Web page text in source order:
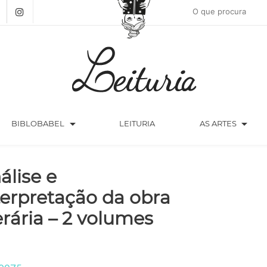
BIBLOBABEL arrow_drop_down LEITURIA AS ARTES arrow_drop_down
e
da obra
– 2 volumes